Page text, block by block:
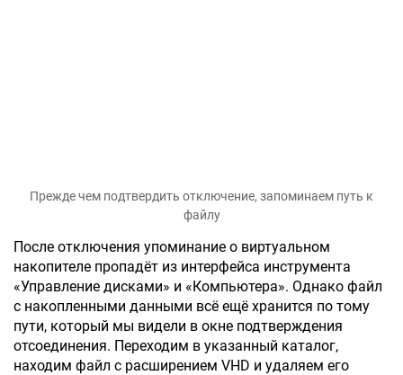
Прежде чем подтвердить отключение, запоминаем путь к
файлу
После отключения упоминание о виртуальном
накопителе пропадёт из интерфейса инструмента
«Управление дисками» и «Компьютера». Однако файл
с накопленными данными всё ещё хранится по тому
пути, который мы видели в окне подтверждения
отсоединения. Переходим в указанный каталог,
находим файл с расширением VHD и удаляем его